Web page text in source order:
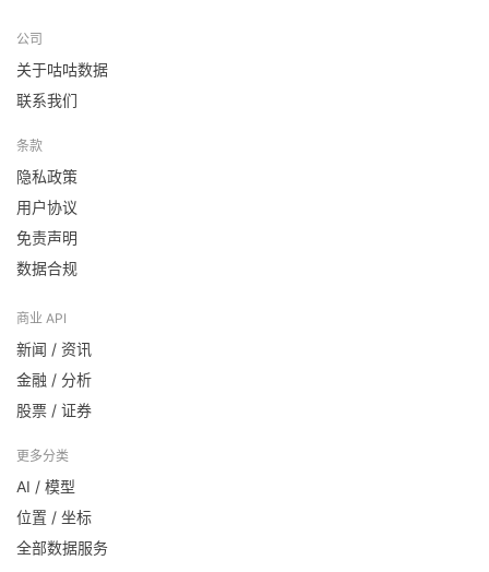
公司
关于咕咕数据
联系我们
条款
隐私政策
用户协议
免责声明
数据合规
商业 API
新闻 / 资讯
金融 / 分析
股票 / 证券
更多分类
AI / 模型
位置 / 坐标
全部数据服务